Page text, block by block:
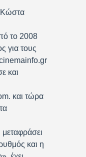
Κώστα
το 2008
για τους
και
και τώρα
και η